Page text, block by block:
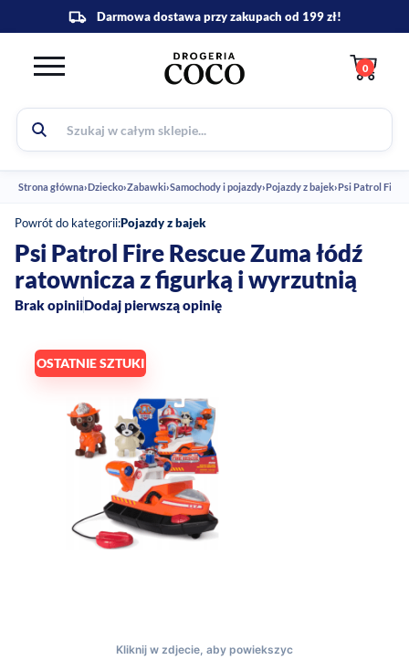
0
Strona główna›Dziecko›Zabawki›Samochody i pojazdy›Pojazdy z bajek›Psi Patrol Fire
OSTATNIE SZTUKI
Powrót do kategorii:Pojazdy z bajek
Psi Patrol Fire Rescue Zuma łódź
ratownicza z figurką i wyrzutnią
Brak opiniiDodaj pierwszą opinię